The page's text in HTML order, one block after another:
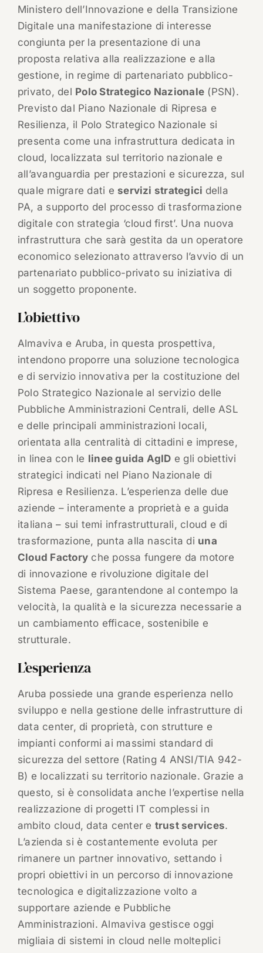
Ministero dell’Innovazione e della Transizione
Digitale una manifestazione di interesse
congiunta per la presentazione di una
proposta relativa alla realizzazione e alla
gestione, in regime di partenariato pubblico-
privato, del Polo Strategico Nazionale (PSN).
Previsto dal Piano Nazionale di Ripresa e
Resilienza, il Polo Strategico Nazionale si
presenta come una infrastruttura dedicata in
cloud, localizzata sul territorio nazionale e
all’avanguardia per prestazioni e sicurezza, sul
quale migrare dati e servizi strategici della
PA, a supporto del processo di trasformazione
digitale con strategia ‘cloud first’. Una nuova
infrastruttura che sarà gestita da un operatore
economico selezionato attraverso l’avvio di un
partenariato pubblico-privato su iniziativa di
un soggetto proponente.
L’obiettivo
Almaviva e Aruba, in questa prospettiva,
intendono proporre una soluzione tecnologica
e di servizio innovativa per la costituzione del
Polo Strategico Nazionale al servizio delle
Pubbliche Amministrazioni Centrali, delle ASL
e delle principali amministrazioni locali,
orientata alla centralità di cittadini e imprese,
in linea con le linee guida AgID e gli obiettivi
strategici indicati nel Piano Nazionale di
Ripresa e Resilienza. L’esperienza delle due
aziende – interamente a proprietà e a guida
italiana – sui temi infrastrutturali, cloud e di
trasformazione, punta alla nascita di una
Cloud Factory che possa fungere da motore
di innovazione e rivoluzione digitale del
Sistema Paese, garantendone al contempo la
velocità, la qualità e la sicurezza necessarie a
un cambiamento efficace, sostenibile e
strutturale.
L’esperienza
Aruba possiede una grande esperienza nello
sviluppo e nella gestione delle infrastrutture di
data center, di proprietà, con strutture e
impianti conformi ai massimi standard di
sicurezza del settore (Rating 4 ANSI/TIA 942-
B) e localizzati su territorio nazionale. Grazie a
questo, si è consolidata anche l’expertise nella
realizzazione di progetti IT complessi in
ambito cloud, data center e trust services.
L’azienda si è costantemente evoluta per
rimanere un partner innovativo, settando i
propri obiettivi in un percorso di innovazione
tecnologica e digitalizzazione volto a
supportare aziende e Pubbliche
Amministrazioni. Almaviva gestisce oggi
migliaia di sistemi in cloud nelle molteplici